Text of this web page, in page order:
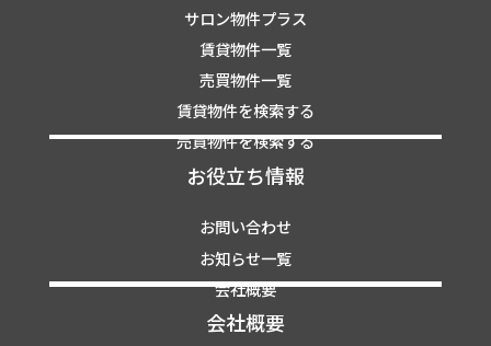
サロン物件プラス
賃貸物件一覧
売買物件一覧
賃貸物件を検索する
売買物件を検索する
お役立ち情報
お問い合わせ
お知らせ一覧
会社概要
会社概要